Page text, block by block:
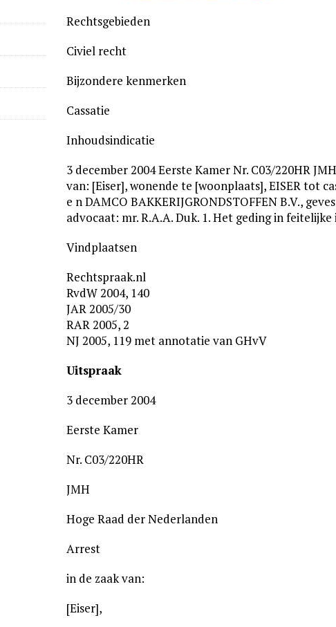
Rechtsgebieden
Civiel recht
Bijzondere kenmerken
Cassatie
Inhoudsindicatie
3 december 2004 Eerste Kamer Nr. C03/220HR
van: [Eiser], wonende te [woonplaats], EISER tot
e n DAMCO BAKKERIJGRONDSTOFFEN B.V.,
advocaat: mr. R.A.A. Duk. 1. Het geding in
Vindplaatsen
Rechtspraak.nl
RvdW 2004, 140
JAR 2005/30
RAR 2005, 2
NJ 2005, 119 met annotatie van GHvV
Uitspraak
3 december 2004
Eerste Kamer
Nr. C03/220HR
JMH
Hoge Raad der Nederlanden
Arrest
in de zaak van:
[Eiser],